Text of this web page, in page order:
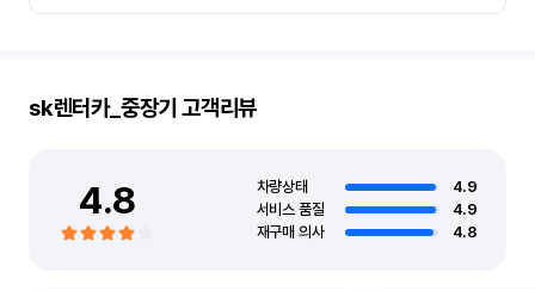
sk렌터카_중장기 고객리뷰
4.8 차량상태
4.9
서비스 품질
4.9
재구매 의사
4.8